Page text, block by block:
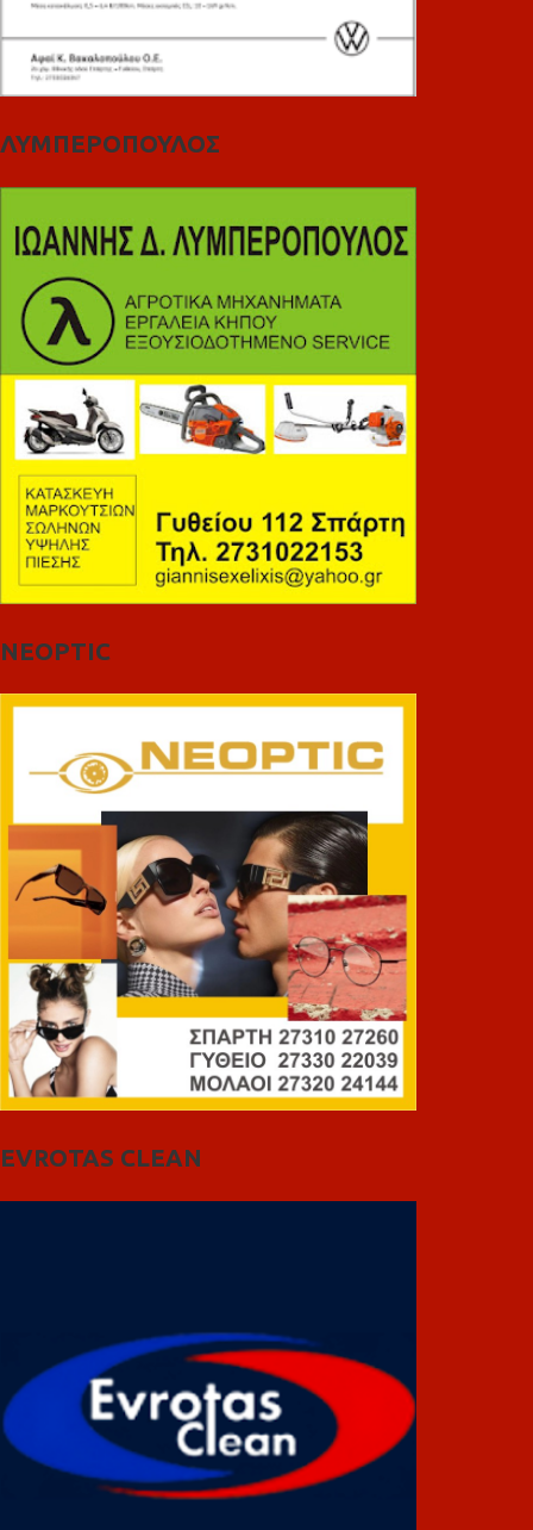
ΛΥΜΠΕΡΟΠΟΥΛΟΣ
NEOPTIC
EVROTAS CLEAN